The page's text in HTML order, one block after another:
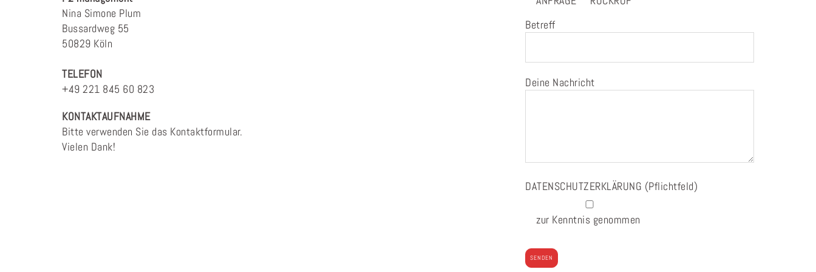
Nina Simone Plum
Bussardweg 55
50829 Köln
TELEFON
+49 221 845 60 823
KONTAKTAUFNAHME
Bitte verwenden Sie das Kontaktformular.
Vielen Dank!
Betreff
Deine Nachricht
DATENSCHUTZERKLÄRUNG (Pflichtfeld)
zur Kenntnis genommen